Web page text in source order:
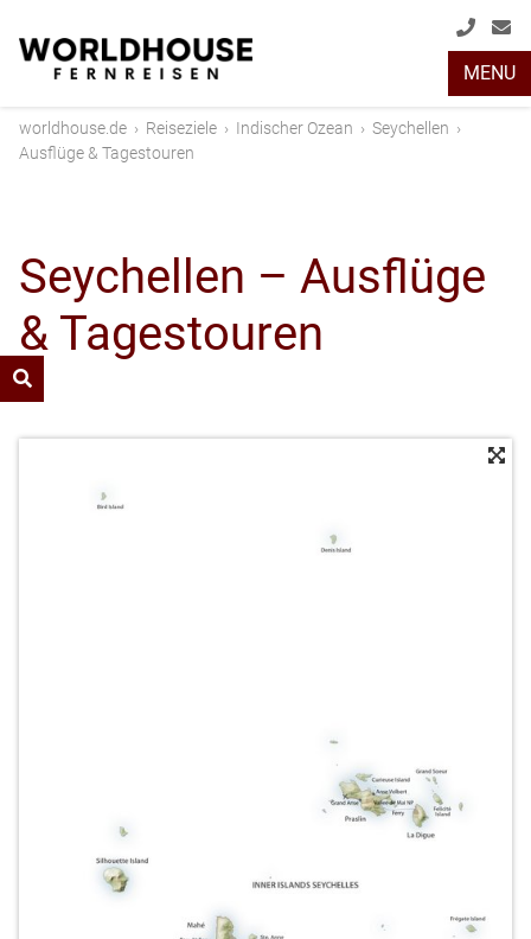
+49
(0)
MENU
worldhouse.de › Reiseziele › Indischer Ozean › Seychellen ›
Ausflüge & Tagestouren
Seychellen – Ausflüge
& Tagestouren